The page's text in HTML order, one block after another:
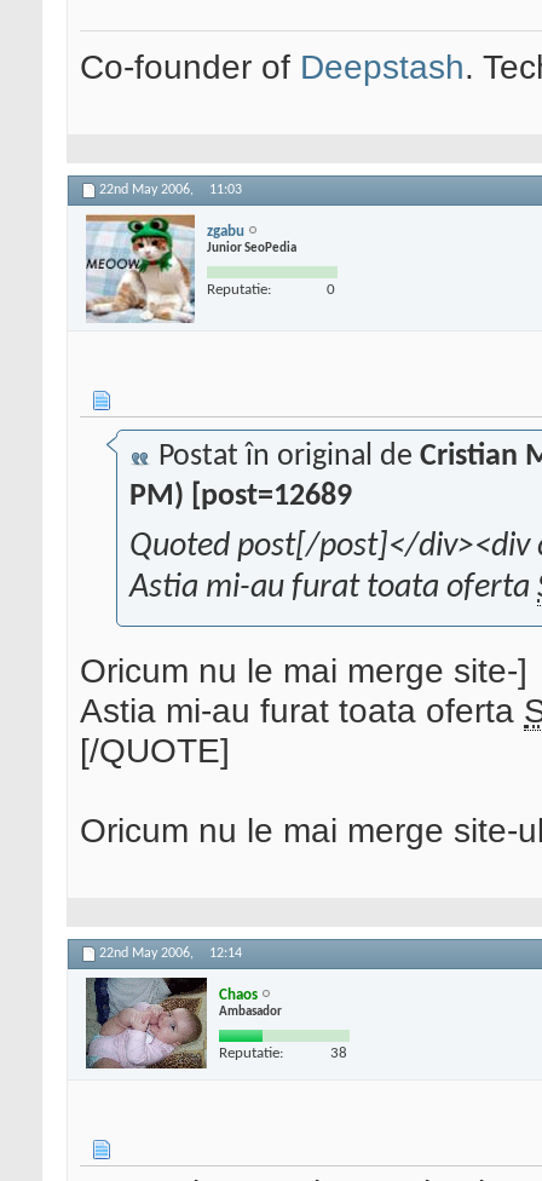
Co-founder of Deepstash.
22nd May 2006, 11:03
zgabu
Junior SeoPedia
Reputatie: 0
Postat în original de Cristian
PM) [post=12689
Quoted post[/post]</div><div
Astia mi-au furat toata oferta
Oricum nu le mai merge site-]
Astia mi-au furat toata oferta
[/QUOTE]
Oricum nu le mai merge site-
22nd May 2006, 12:14
Chaos
Ambasador
Reputatie: 38